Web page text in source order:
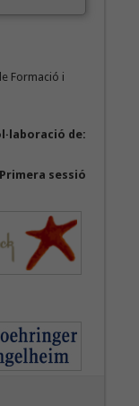
Formació i
de:
Primera sessió